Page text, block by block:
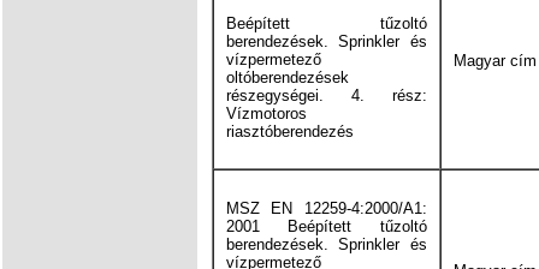
Beépített tűzoltó
berendezések. Sprinkler és
vízpermetező
oltóberendezések
részegységei. 4. rész:
Vízmotoros
riasztóberendezés
Magyar cím
MSZ EN 12259-4:2000/A1:
2001 Beépített tűzoltó
berendezések. Sprinkler és
vízpermetező